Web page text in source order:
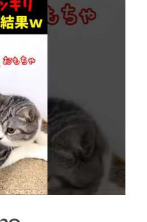
果５選 #猫のいる暮
白集 #ねこ #笑ったら負け